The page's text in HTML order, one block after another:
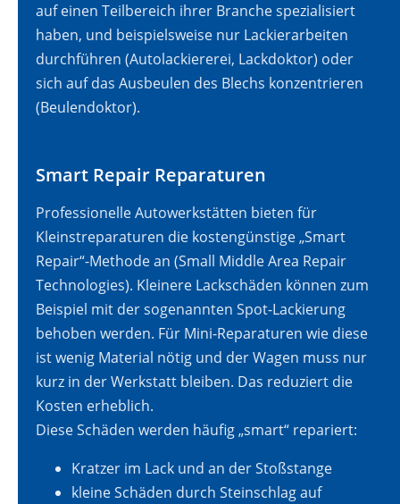
auf einen Teilbereich ihrer Branche spezialisiert
haben, und beispielsweise nur Lackierarbeiten
durchführen (Autolackiererei, Lackdoktor) oder
sich auf das Ausbeulen des Blechs konzentrieren
(Beulendoktor).
Smart Repair Reparaturen
Professionelle Autowerkstätten bieten für
Kleinstreparaturen die kostengünstige „Smart
Repair“-Methode an (Small Middle Area Repair
Technologies). Kleinere Lackschäden können zum
Beispiel mit der sogenannten Spot-Lackierung
behoben werden. Für Mini-Reparaturen wie diese
ist wenig Material nötig und der Wagen muss nur
kurz in der Werkstatt bleiben. Das reduziert die
Kosten erheblich.
Diese Schäden werden häufig „smart“ repariert:
Kratzer im Lack und an der Stoßstange
kleine Schäden durch Steinschlag auf